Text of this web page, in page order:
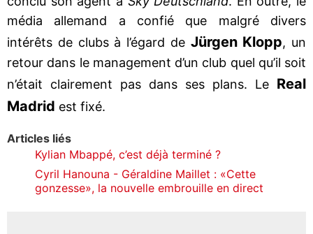
média allemand a confié que malgré divers
intérêts de clubs à l’égard de Jürgen Klopp, un
retour dans le management d’un club quel qu’il soit
n’était clairement pas dans ses plans. Le Real
Madrid est fixé.
Articles liés
Kylian Mbappé, c’est déjà terminé ?
Cyril Hanouna - Géraldine Maillet : «Cette
gonzesse», la nouvelle embrouille en direct